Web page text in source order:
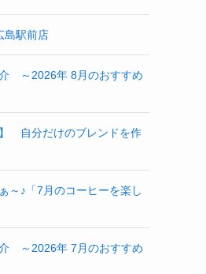
島駅前店
～2026年 8月のおすすめ
】 自分だけのブレンドを作
～♪「7月のコーヒーを楽し
～2026年 7月のおすすめ